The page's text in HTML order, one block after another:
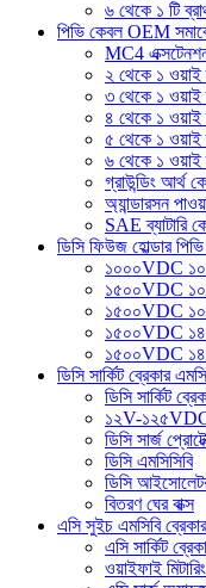
৬ থেকে ১ টি
পিভি কেবল OEM
MC4
২ থেকে ১ ওয়াই
৩ থেকে ১ ওয়াই
৪ থেকে ১ ওয়াই
৫ থেকে ১ ওয়াই
৬ থেকে ১ ওয়াই
গ্রাউন্ডিং আর্থ
অ্যান্ডারসন
SAE ব্যাটারি
ডিসি ফিউজ হোল্ডার
১০০০VDC
১৫০০VDC
১৫০০VDC
১৫০০VDC
১৫০০VDC
ডিসি সার্কিট ব্রেকার
ডিসি সার্কিট
১২V-১২৫VDC
ডিসি সার্জ
ডিসি এমসিসিবি
ডিসি
বিতরণ ঘের বাক্স
এসি সুইচ এমসিবি
এসি সার্কিট
ওয়াইফাই